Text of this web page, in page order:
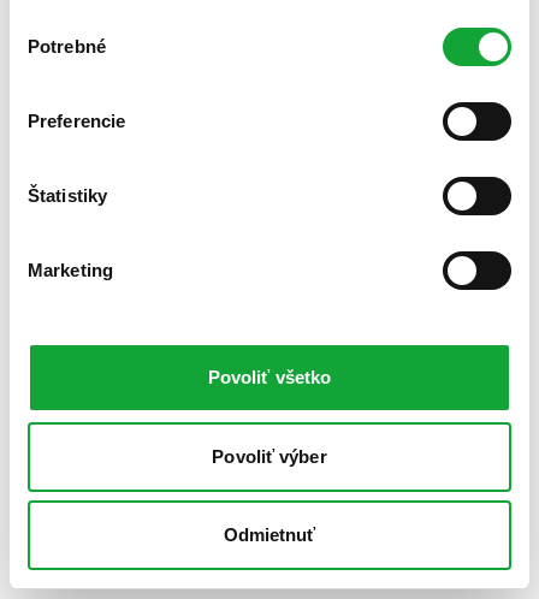
súhlasu
Potrebné
Preferencie
Štatistiky
Marketing
Povoliť všetko
Povoliť výber
Odmietnuť